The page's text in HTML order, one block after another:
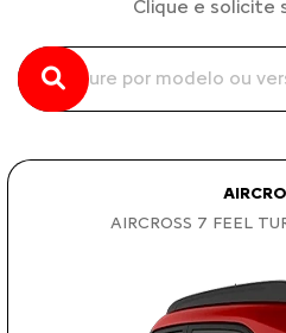
Clique e solicite
AIRCROSS 7 FEEL